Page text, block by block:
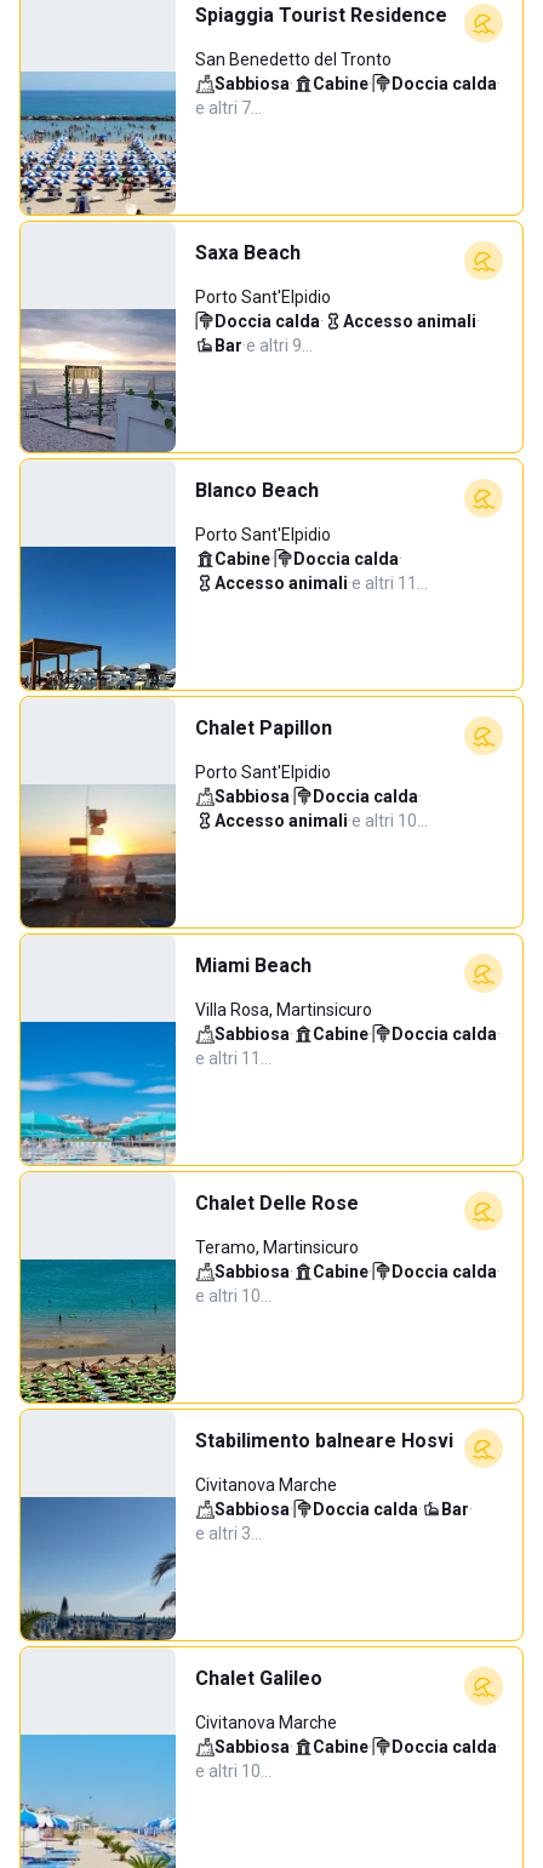
Spiaggia Tourist Residence
San Benedetto del Tronto
Sabbiosa· Cabine· Doccia calda·
e altri 7…
Saxa Beach
Porto Sant'Elpidio
Doccia calda· Accesso animali·
Bar·e altri 9…
Blanco Beach
Porto Sant'Elpidio
Cabine· Doccia calda·
Accesso animali·e altri 11…
Chalet Papillon
Porto Sant'Elpidio
Sabbiosa· Doccia calda·
Accesso animali·e altri 10…
Miami Beach
Villa Rosa, Martinsicuro
Sabbiosa· Cabine· Doccia calda·
e altri 11…
Chalet Delle Rose
Teramo, Martinsicuro
Sabbiosa· Cabine· Doccia calda·
e altri 10…
Stabilimento balneare Hosvi
Civitanova Marche
Sabbiosa· Doccia calda· Bar·
e altri 3…
Chalet Galileo
Civitanova Marche
Sabbiosa· Cabine· Doccia calda·
e altri 10…